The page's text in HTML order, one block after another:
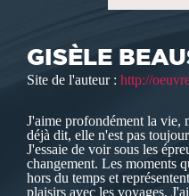
GISÈLE
Site de l'auteur : http://
J'aime profondément la vie,
déjà dit, elle n'est pas
J'essaie de voir sous les
changement. Les moments
hors du temps et
plaisirs avec les voyages.